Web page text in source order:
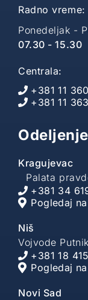
Radno vreme:
Ponedeljak -
07.30 - 15.30
Centrala:
+381 11
+381 11
Kragujevac
Palata
+381 34
Pogledaj
Niš
Vojvode
+381 18
Pogledaj
Novi Sad